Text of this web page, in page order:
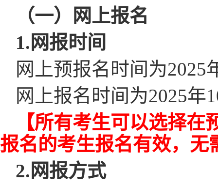
（一）网上报名
1.网报时间
网上预报名时间为2025
网上报名时间为2025年
【所有考生可以选择
报名的考生报名有效，无
2.网报方式